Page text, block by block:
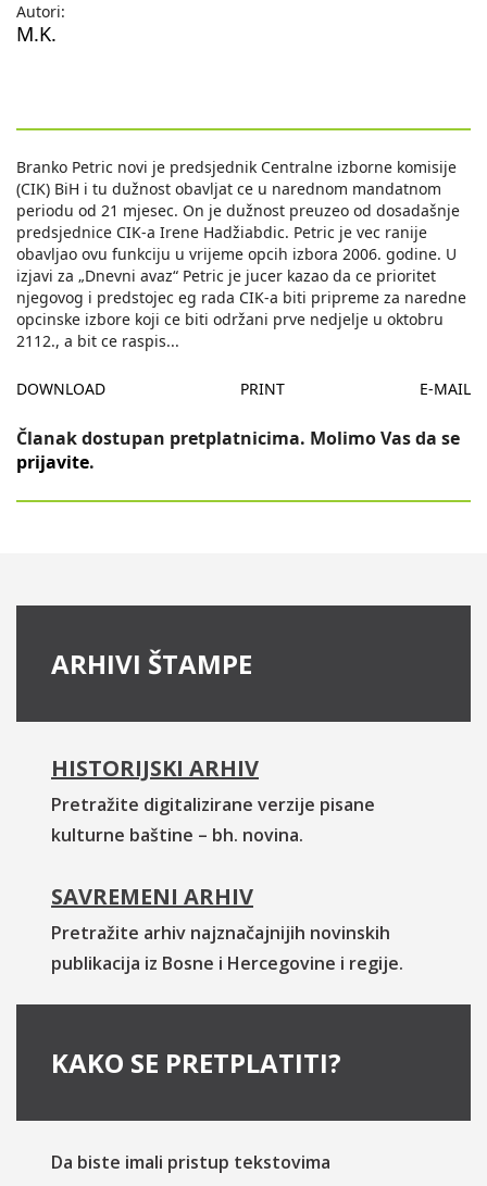
Autori:
M.K.
Branko Petric novi je predsjednik Centralne izborne komisije
(CIK) BiH i tu dužnost obavljat ce u narednom mandatnom
periodu od 21 mjesec. On je dužnost preuzeo od dosadašnje
predsjednice CIK-a Irene Hadžiabdic. Petric je vec ranije
obavljao ovu funkciju u vrijeme opcih izbora 2006. godine. U
izjavi za „Dnevni avaz“ Petric je jucer kazao da ce prioritet
njegovog i predstojec eg rada CIK-a biti pripreme za naredne
opcinske izbore koji ce biti održani prve nedjelje u oktobru
2112., a bit ce raspis...
DOWNLOAD PRINT E-MAIL
Članak dostupan pretplatnicima. Molimo Vas da se
prijavite.
ARHIVI ŠTAMPE
HISTORIJSKI ARHIV
Pretražite digitalizirane verzije pisane
kulturne baštine – bh. novina.
SAVREMENI ARHIV
Pretražite arhiv najznačajnijih novinskih
publikacija iz Bosne i Hercegovine i regije.
KAKO SE PRETPLATITI?
Da biste imali pristup tekstovima